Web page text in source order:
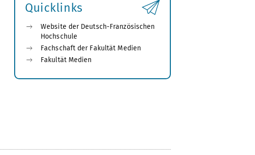
Quicklinks
Website der Deutsch-Französischen
Hochschule
Fachschaft der Fakultät Medien
Fakultät Medien